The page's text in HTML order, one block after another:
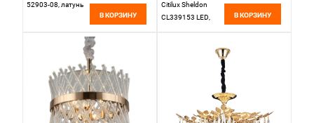
52903-08, латунь
В КОРЗИНУ
Citilux Sheldon
CL339153 LED,
В КОРЗИНУ